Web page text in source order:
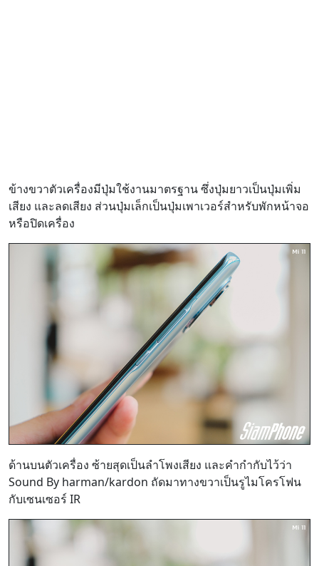
ข้างขวาตัวเครื่องมีปุ่มใช้งานมาตรฐาน ซึ่งปุ่มยาวเป็นปุ่มเพิ่ม
เสียง และลดเสียง ส่วนปุ่มเล็กเป็นปุ่มเพาเวอร์สำหรับพักหน้าจอ
หรือปิดเครื่อง
ด้านบนตัวเครื่อง ซ้ายสุดเป็นลำโพงเสียง และคำกำกับไว้ว่า
Sound By harman/kardon ถัดมาทางขวาเป็นรูไมโครโฟน
กับเซนเซอร์ IR